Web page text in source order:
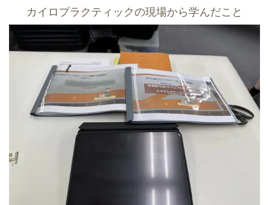
カイロプラクティックの現場から学んだこと